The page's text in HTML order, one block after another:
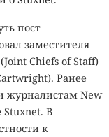
пост
заместителя
Chiefs of Staff)
Ранее
журналистам New
Stuxnet. В
к